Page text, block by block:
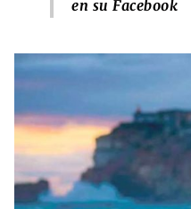
en su Facebook